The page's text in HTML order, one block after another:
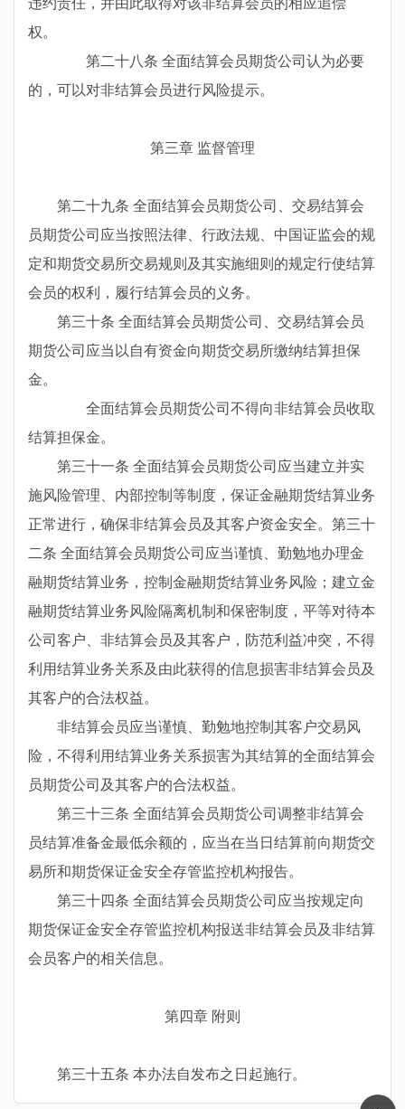
违约责任，并由此取得对该非结算会员的相应追偿
权。
第二十八条 全面结算会员期货公司认为必要
的，可以对非结算会员进行风险提示。
第三章 监督管理
第二十九条 全面结算会员期货公司、交易结算会
员期货公司应当按照法律、行政法规、中国证监会的规
定和期货交易所交易规则及其实施细则的规定行使结算
会员的权利，履行结算会员的义务。
第三十条 全面结算会员期货公司、交易结算会员
期货公司应当以自有资金向期货交易所缴纳结算担保
金。
全面结算会员期货公司不得向非结算会员收取
结算担保金。
第三十一条 全面结算会员期货公司应当建立并实
施风险管理、内部控制等制度，保证金融期货结算业务
正常进行，确保非结算会员及其客户资金安全。第三十
二条 全面结算会员期货公司应当谨慎、勤勉地办理金
融期货结算业务，控制金融期货结算业务风险；建立金
融期货结算业务风险隔离机制和保密制度，平等对待本
公司客户、非结算会员及其客户，防范利益冲突，不得
利用结算业务关系及由此获得的信息损害非结算会员及
其客户的合法权益。
非结算会员应当谨慎、勤勉地控制其客户交易风
险，不得利用结算业务关系损害为其结算的全面结算会
员期货公司及其客户的合法权益。
第三十三条 全面结算会员期货公司调整非结算会
员结算准备金最低余额的，应当在当日结算前向期货交
易所和期货保证金安全存管监控机构报告。
第三十四条 全面结算会员期货公司应当按规定向
期货保证金安全存管监控机构报送非结算会员及非结算
会员客户的相关信息。
第四章 附则
第三十五条 本办法自发布之日起施行。